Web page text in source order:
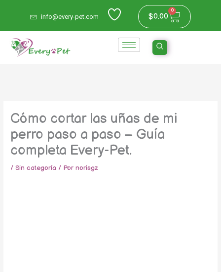
contenido
info@every-pet.com $0.00
0
Carrito
Cómo cortar las uñas de mi
perro paso a paso – Guía
completa Every-Pet.
/Sin categoría / Pornorisgz